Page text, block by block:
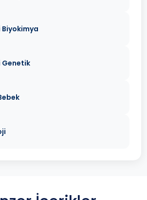
Biyokimya
Genetik